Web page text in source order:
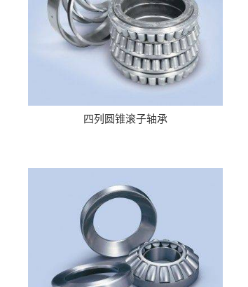
四列圆锥滚子轴承